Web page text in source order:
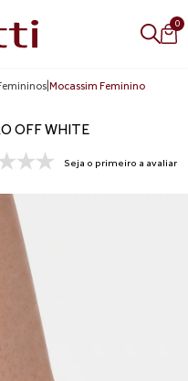
0
Mocassim Feminino
OFF WHITE
Seja o primeiro a avaliar